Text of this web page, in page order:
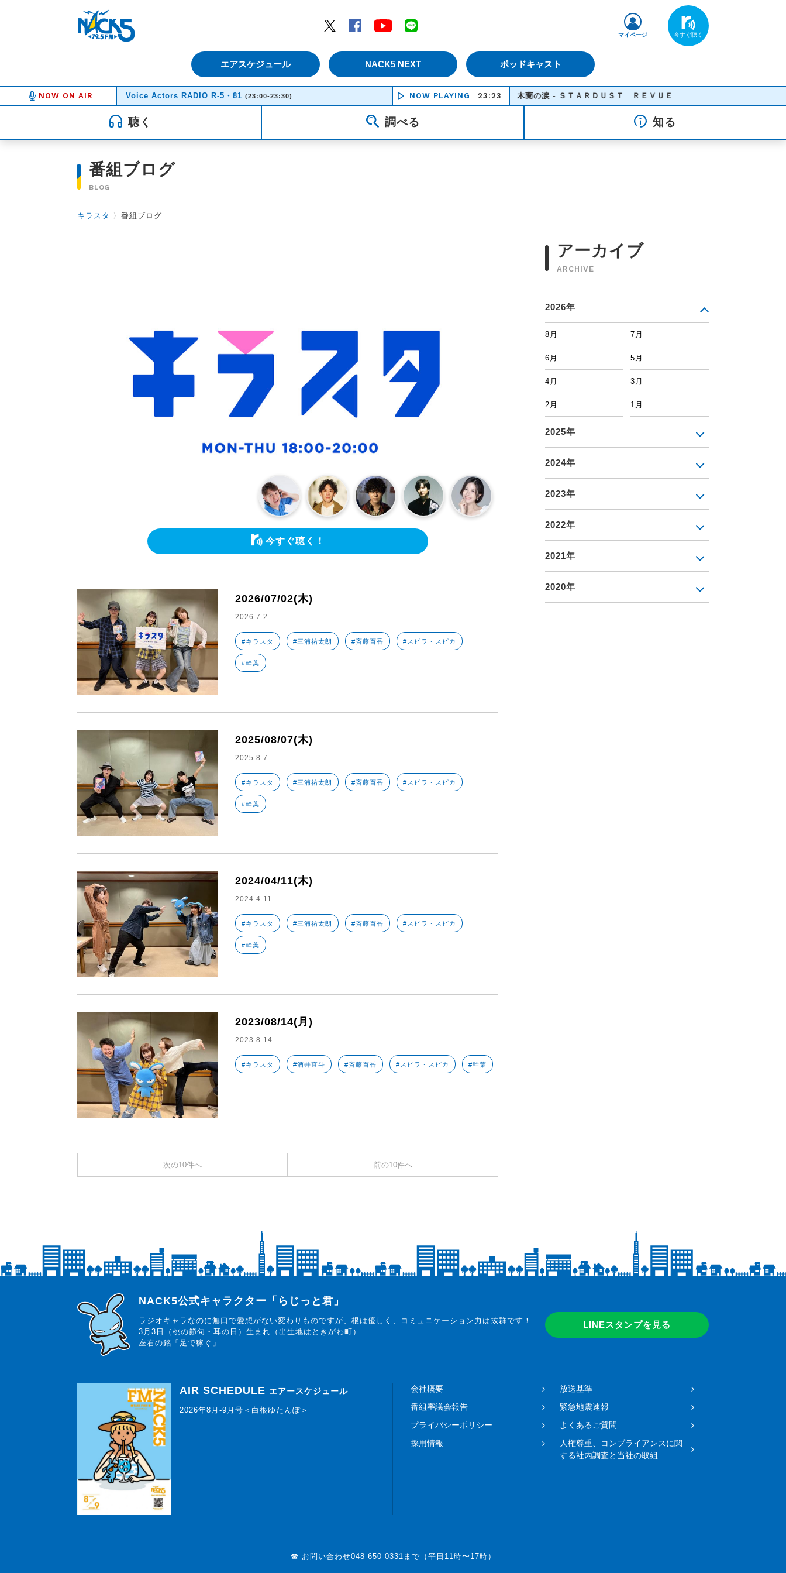
Twitter
Facebook YouTube
エアスケジュール NACK5 NEXT ポッドキャスト
マイページ
NOW ON AIR Voice Actors RADIO R-5・81 (23:00-23:30) NOW PLAYING 23:23
木蘭の涙 - ＳＴＡＲＤＵＳＴ ＲＥＶＵＥ
聴く 調べる 知る
番組ブログ
BLOG
キラスタ 〉 番組ブログ
今すぐ聴く！
2026/07/02(木)
2026.7.2
#キラスタ #三浦祐太朗 #斉藤百香 #スピラ・スピカ
#幹葉
2025/08/07(木)
2025.8.7
#キラスタ #三浦祐太朗 #斉藤百香 #スピラ・スピカ
#幹葉
2024/04/11(木)
2024.4.11
#キラスタ #三浦祐太朗 #斉藤百香 #スピラ・スピカ
#幹葉
2023/08/14(月)
2023.8.14
#キラスタ #酒井直斗 #斉藤百香 #スピラ・スピカ #幹葉
次の10件へ 前の10件へ
アーカイブ
ARCHIVE
2026年
8月 7月
6月 5月
4月 3月
2月 1月
2025年
2024年
2023年
2022年
2021年
2020年
らじっと君
NACK5公式キャラクター「らじっと君」
ラジオキャラなのに無口で愛想がない変わりものですが、根は優しく、コミュニケーション力は抜群です！
3月3日（桃の節句・耳の日）生まれ（出生地はときがわ町）
座右の銘「足で稼ぐ」
LINEスタンプを見る
AIR SCHEDULE エアースケジュール
2026年8月-9月号＜白根ゆたんぽ＞
会社概要
放送基準
番組審議会報告
緊急地震速報
プライバシーポリシー
よくあるご質問
採用情報
人権尊重、コンプライアンスに関
する社内調査と当社の取組
☎ お問い合わせ048-650-0331まで（平日11時〜17時）